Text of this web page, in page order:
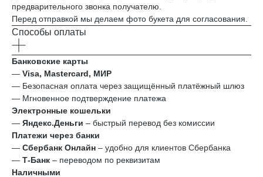
предварительного звонка получателю.
Перед отправкой мы делаем фото букета для согласования.
Способы оплаты
Банковские карты
— Visa, Mastercard, МИР
— Безопасная оплата через защищённый платёжный шлюз
— Мгновенное подтверждение платежа
Электронные кошельки
— Яндекс.Деньги – быстрый перевод без комиссии
Платежи через банки
— Сбербанк Онлайн – удобно для клиентов Сбербанка
— Т‑Банк – переводом по реквизитам
Наличными